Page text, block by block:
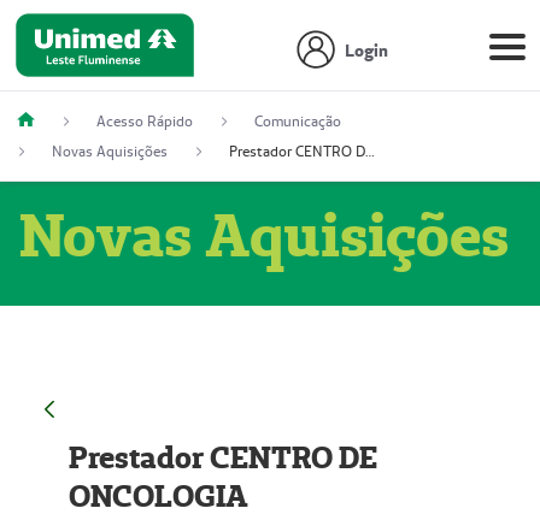
Login
Acesso Rápido
Comunicação
Novas Aquisições
Prestador CENTRO DE ONCOLOGIA
Novas Aquisições
Prestador CENTRO DE
ONCOLOGIA